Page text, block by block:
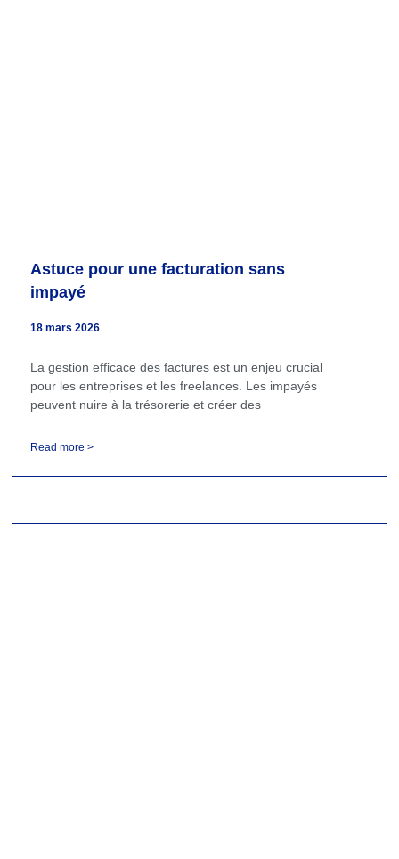
Astuce pour une facturation sans
impayé
18 mars 2026
La gestion efficace des factures est un enjeu crucial
pour les entreprises et les freelances. Les impayés
peuvent nuire à la trésorerie et créer des
Read more >